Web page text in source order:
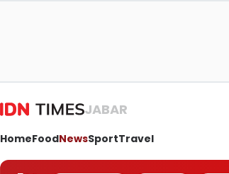
JABAR
HomeFoodNewsSportTravel